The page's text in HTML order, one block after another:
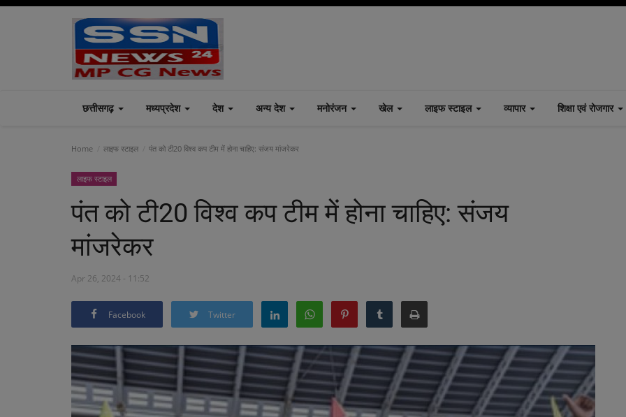
छत्तीसगढ़ मध्यप्रदेश देश अन्य देश मनोरंजन खेल लाइफ स्टाइल व्यापार शिक्षा एवं रोजगार
Home लाइफ स्टाइल पंत को टी20 विश्व कप टीम में होना चाहिए: संजय मांजरेकर
लाइफ स्टाइल
पंत को टी20 विश्व कप टीम में होना चाहिए: संजय
मांजरेकर
Apr 26, 2024 - 11:52
Facebook Twitter